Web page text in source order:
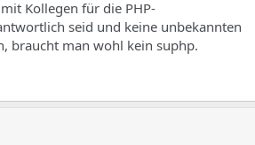
Kollegen für die PHP-
seid und keine unbekannten
braucht man wohl kein suphp.